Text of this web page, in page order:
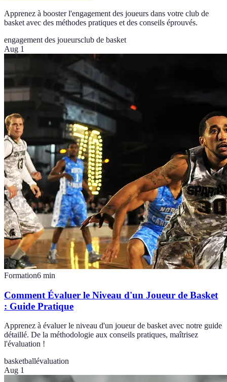
Apprenez à booster l'engagement des joueurs dans votre club de
basket avec des méthodes pratiques et des conseils éprouvés.
engagement des joueursclub de basket
Aug 1
Formation6 min
Comment Évaluer le Niveau d'un Joueur de Basket
: Guide Pratique
Apprenez à évaluer le niveau d'un joueur de basket avec notre guide
détaillé. De la méthodologie aux conseils pratiques, maîtrisez
l'évaluation !
basketballévaluation
Aug 1